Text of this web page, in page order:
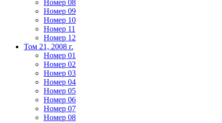
Номер 08
Номер 09
Номер 10
Номер 11
Номер 12
Том 21, 2008 г.
Номер 01
Номер 02
Номер 03
Номер 04
Номер 05
Номер 06
Номер 07
Номер 08